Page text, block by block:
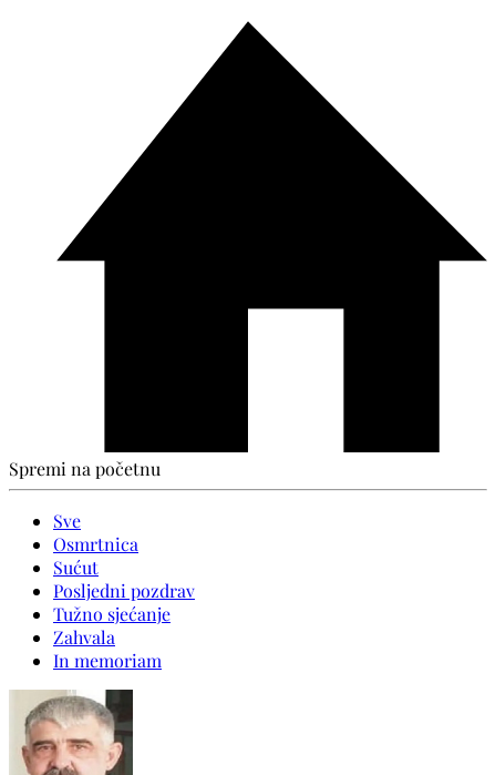
Spremi na početnu
Sve
Osmrtnica
Sućut
Posljedni pozdrav
Tužno sjećanje
Zahvala
In memoriam